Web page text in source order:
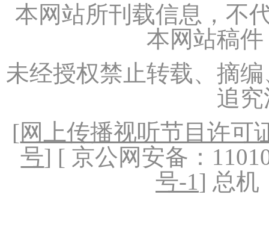
本网站所刊载信息，不
本网站稿
未经授权禁止转载、摘
追
[网上传播视听节目许可
号] [ 京公网安备：
号-1] 总机